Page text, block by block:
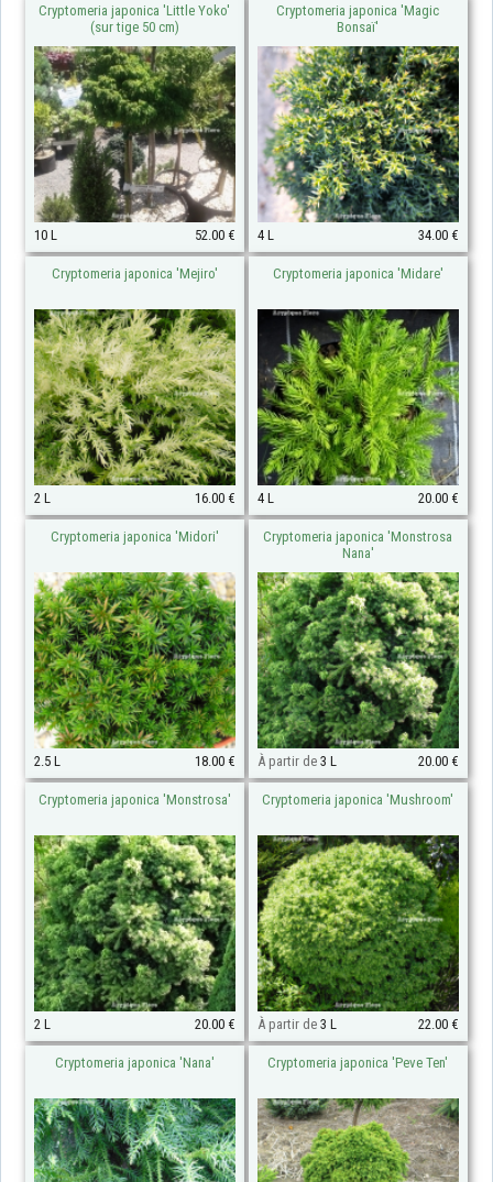
Cryptomeria japonica 'Little Yoko'
(sur tige 50 cm)
10 L 52.00 €
Cryptomeria japonica 'Magic
Bonsaï'
4 L 34.00 €
Cryptomeria japonica 'Mejiro'
2 L 16.00 €
Cryptomeria japonica 'Midare'
4 L 20.00 €
Cryptomeria japonica 'Midori'
2.5 L 18.00 €
Cryptomeria japonica 'Monstrosa
Nana'
À partir de3 L 20.00 €
Cryptomeria japonica 'Monstrosa'
2 L 20.00 €
Cryptomeria japonica 'Mushroom'
À partir de3 L 22.00 €
Cryptomeria japonica 'Nana' Cryptomeria japonica 'Peve Ten'